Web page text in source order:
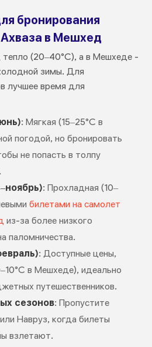
бронирования
в Мешхед
тепло (20–40°C), а в Мешхеде -
зимы. Для
лучшее время для
: Мягкая (15–25°C в
погодой, но бронировать
не попасть в толпу
: Прохладная (10–
билетами на самолет
из-за более низкого
паломничества.
: Доступные цены,
в Мешхеде), идеально
путешественников.
сезонов: Пропустите
Навруз, когда билеты
взлетают.